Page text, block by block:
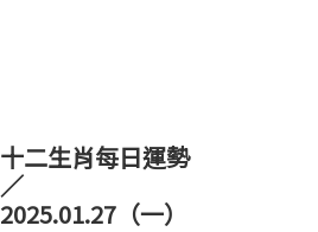
十二生肖每日運勢
／
2025.01.27（一）